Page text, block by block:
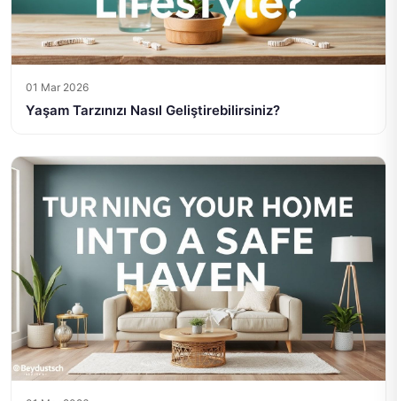
01 Mar 2026
Yaşam Tarzınızı Nasıl Geliştirebilirsiniz?